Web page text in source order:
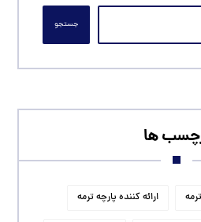
جستجو
ها
ارائه کننده پارچه ترمه